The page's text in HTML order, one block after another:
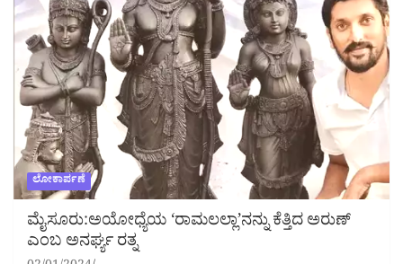
ಲೋಕಾರ್ಪಣೆ
ಮೈಸೂರು:ಅಯೋಧ್ಯೆಯ ‘ರಾಮಲಲ್ಲಾ’ನನ್ನು ಕೆತ್ತಿದ ಅರುಣ್
ಎಂಬ ಅನರ್ಘ್ಯ ರತ್ನ